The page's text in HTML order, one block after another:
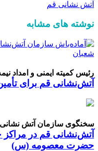
آتش نشانی قم
نوشته های مشابه
رئیس کمیته ایمنی و امداد
آتش‌نشانی قم برای
سخنگوی سازمان آتش
آتش‌نشانی قم در
حضرت معصومه (س)